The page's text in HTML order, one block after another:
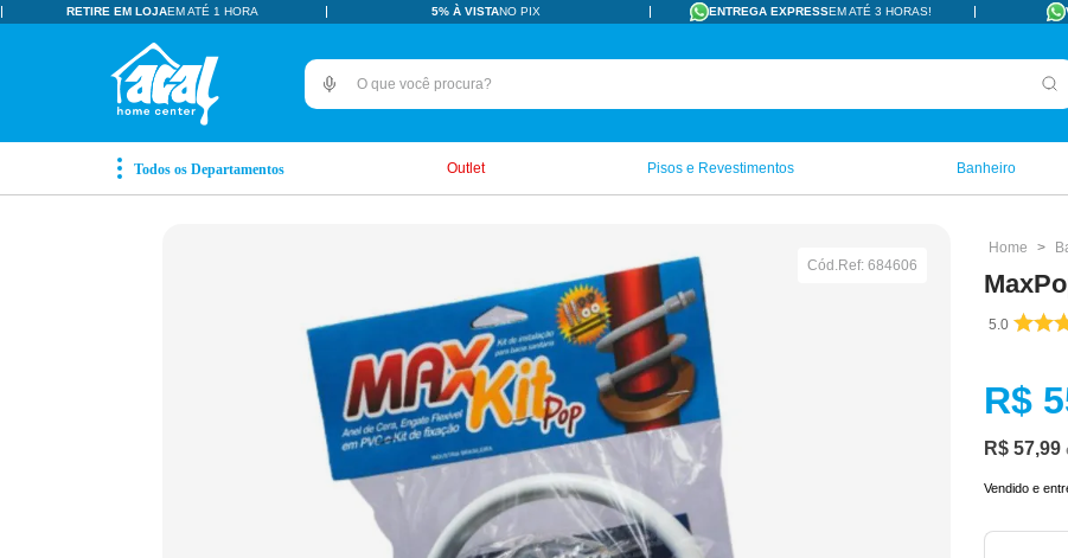
RETIRE EM LOJAEM ATÉ 1 HORA 5% À VISTANO PIX ENTREGA EXPRESSEM ATÉ 3 HORAS!
O que você procura?
Outlet Pisos e Revestimentos Banheiro
Cód.Ref:684606
5.0
R$
R$ 57,99
Vendido e
TERMOS MAIS BUSCADOS
pisos revestimentos
2º ceramica